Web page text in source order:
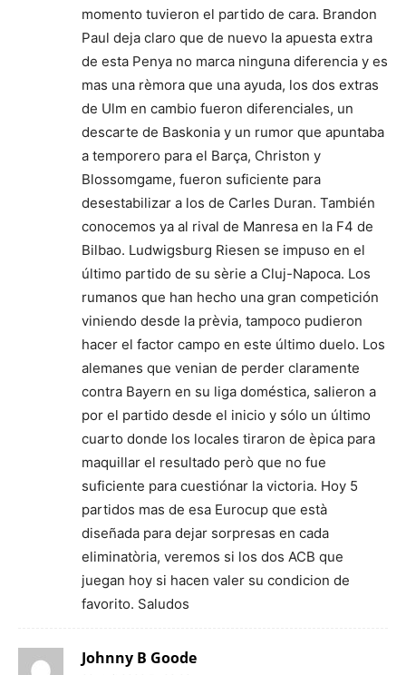
momento tuvieron el partido de cara. Brandon
Paul deja claro que de nuevo la apuesta extra
de esta Penya no marca ninguna diferencia y es
mas una rèmora que una ayuda, los dos extras
de Ulm en cambio fueron diferenciales, un
descarte de Baskonia y un rumor que apuntaba
a temporero para el Barça, Christon y
Blossomgame, fueron suficiente para
desestabilizar a los de Carles Duran. También
conocemos ya al rival de Manresa en la F4 de
Bilbao. Ludwigsburg Riesen se impuso en el
último partido de su sèrie a Cluj-Napoca. Los
rumanos que han hecho una gran competición
viniendo desde la prèvia, tampoco pudieron
hacer el factor campo en este último duelo. Los
alemanes que venian de perder claramente
contra Bayern en su liga doméstica, salieron a
por el partido desde el inicio y sólo un último
cuarto donde los locales tiraron de èpica para
maquillar el resultado però que no fue
suficiente para cuestiónar la victoria. Hoy 5
partidos mas de esa Eurocup que està
diseñada para dejar sorpresas en cada
eliminatòria, veremos si los dos ACB que
juegan hoy si hacen valer su condicion de
favorito. Saludos
Johnny B Goode